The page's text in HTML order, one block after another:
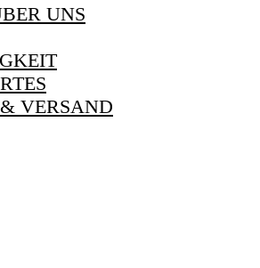
UNS
VERSAND